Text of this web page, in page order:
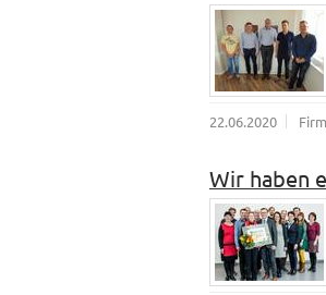
22.06.2020
Wir haben